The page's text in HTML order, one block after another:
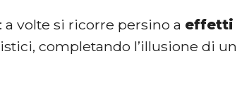
: a volte si ricorre persino a effetti
completando l’illusione di un